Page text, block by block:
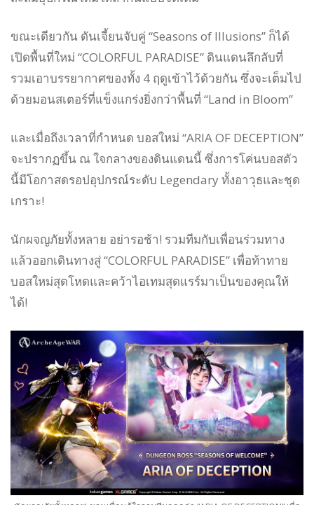
ขณะเดียวกัน ดันเจี้ยนจับคู่ “Seasons of Illusions” ก็ได้
เปิดพื้นที่ใหม่ “COLORFUL PARADISE” ดินแดนลึกลับที่
รวมเอาบรรยากาศของทั้ง 4 ฤดูเข้าไว้ด้วยกัน ซึ่งจะเต็มไป
ด้วยมอนสเตอร์ที่แข็งแกร่งยิ่งกว่าพื้นที่ “Land in Bloom”
และเมื่อถึงเวลาที่กำหนด บอสใหม่ “ARIA OF DECEPTION”
จะปรากฏขึ้น ณ ใจกลางของดินแดนนี้ ซึ่งการโค่นบอสตัว
นี้มีโอกาสดรอปอุปกรณ์ระดับ Legendary ทั้งอาวุธและชุด
เกราะ!
นักผจญภัยทั้งหลาย อย่ารอช้า! รวมทีมกับเพื่อนร่วมทาง
แล้วออกเดินทางสู่ “COLORFUL PARADISE” เพื่อท้าทาย
บอสใหม่สุดโหดและคว้าไอเทมสุดแรร์มาเป็นของคุณให้
ได้!